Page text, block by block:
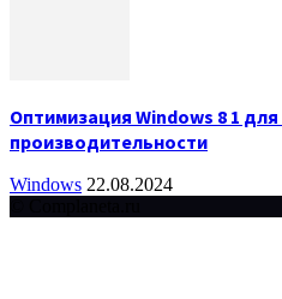
Оптимизация Windows 8 1
производительности
Windows 22.08.2024